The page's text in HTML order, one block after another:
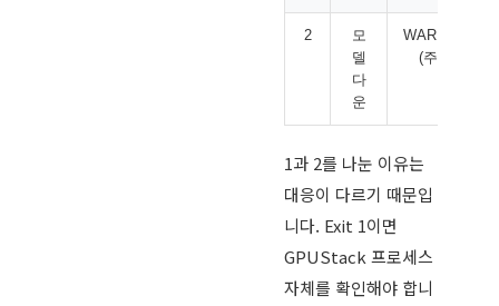
2
모
델
다
운
WARNING
(주황)
1과 2를 나눈 이유는
대응이 다르기 때문입
니다. Exit 1이면
GPUStack 프로세스
자체를 확인해야 합니